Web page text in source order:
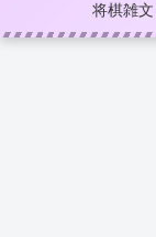
将棋雑文